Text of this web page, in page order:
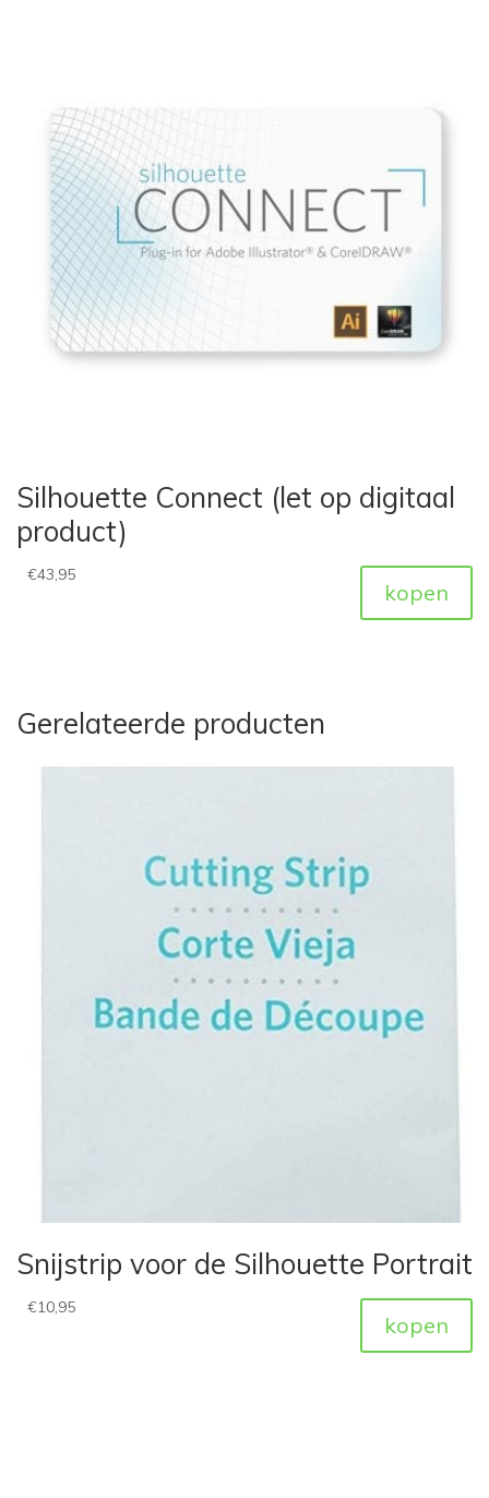
Silhouette Connect (let op digitaal
product)
€43,95
kopen
Gerelateerde producten
Snijstrip voor de Silhouette Portrait
€10,95
kopen